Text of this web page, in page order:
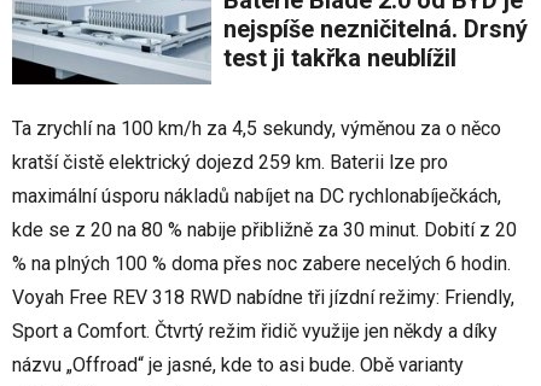
nejspíše nezničitelná. Drsný
test ji takřka neublížil
Ta zrychlí na 100 km/h za 4,5 sekundy, výměnou za o něco
kratší čistě elektrický dojezd 259 km. Baterii lze pro
maximální úsporu nákladů nabíjet na DC rychlonabíječkách,
kde se z 20 na 80 % nabije přibližně za 30 minut. Dobití z 20
% na plných 100 % doma přes noc zabere necelých 6 hodin.
Voyah Free REV 318 RWD nabídne tři jízdní režimy: Friendly,
Sport a Comfort. Čtvrtý režim řidič využije jen někdy a díky
názvu „Offroad“ je jasné, kde to asi bude. Obě varianty